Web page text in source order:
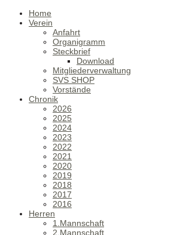
Home
Verein
Anfahrt
Organigramm
Steckbrief
Download
Mitgliederverwaltung
SVS SHOP
Vorstände
Chronik
2026
2025
2024
2023
2022
2021
2020
2019
2018
2017
2016
Herren
1.Mannschaft
2.Mannschaft